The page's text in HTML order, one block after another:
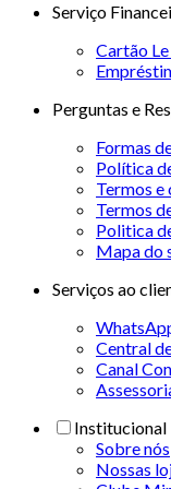
Serviço
Cartão
Perguntas e
Formas
Política
Termos e
Termos
Politica
Mapa do
Serviços ao
Central
Canal
Institucional
Sobre nós
Nossas